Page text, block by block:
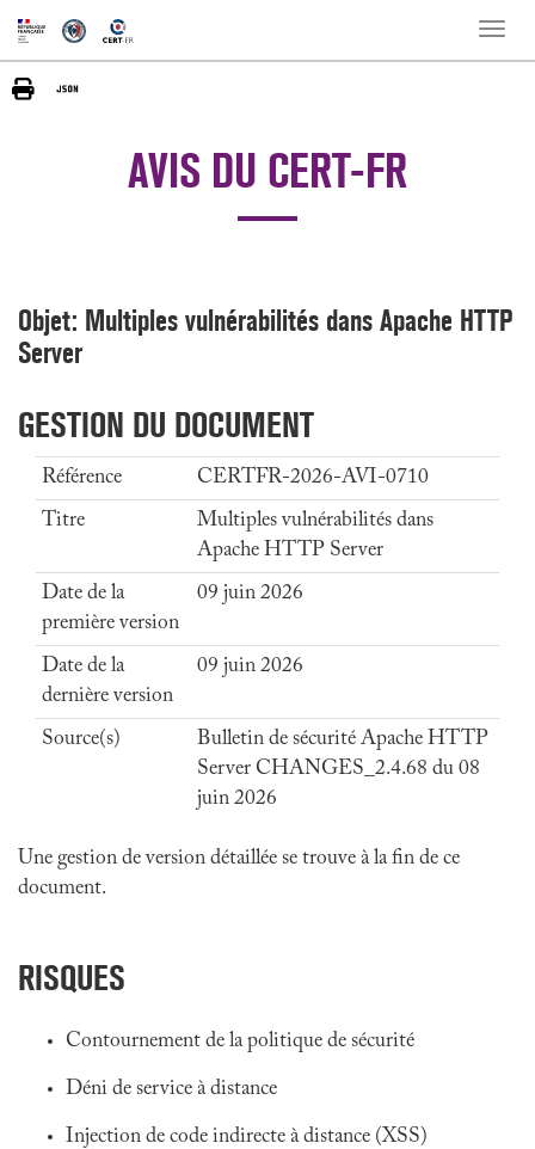
Toggle
AVIS DU CERT-FR
Objet: Multiples vulnérabilités dans Apache HTTP
Server
GESTION DU DOCUMENT
Référence
CERTFR-2026-AVI-0710
Titre
Multiples vulnérabilités dans
Apache HTTP Server
Date de la
première version
09 juin 2026
Date de la
dernière version
09 juin 2026
Source(s)
Bulletin de sécurité Apache HTTP
Server CHANGES_2.4.68 du 08
juin 2026
Une gestion de version détaillée se trouve à la fin de ce
document.
RISQUES
Contournement de la politique de sécurité
Déni de service à distance
Injection de code indirecte à distance (XSS)